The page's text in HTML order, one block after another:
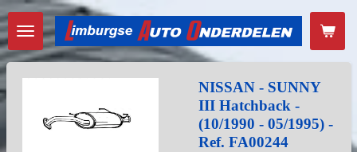
Ga
direct
naar
de
hoofdinhoud
NISSAN - SUNNY
III Hatchback -
(10/1990 - 05/1995) -
Ref. FA00244